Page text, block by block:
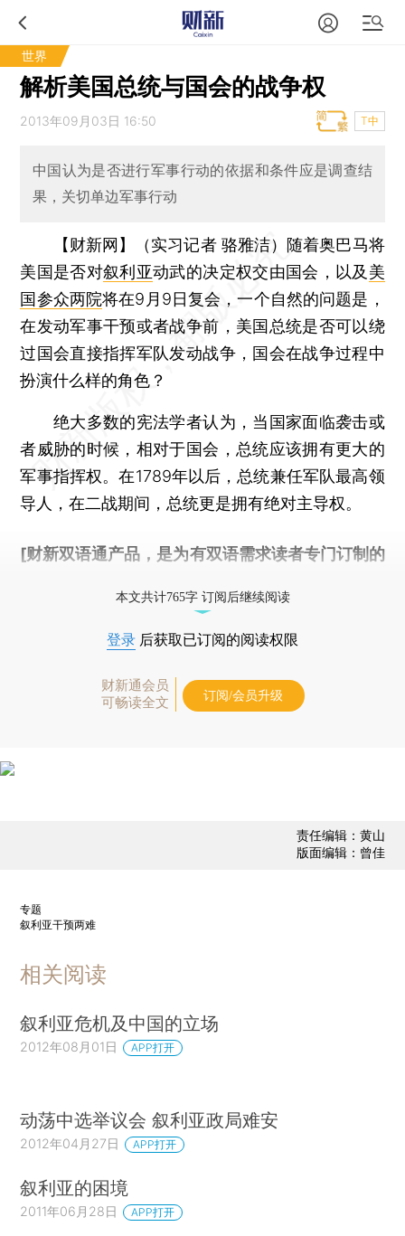
世界
解析美国总统与国会的战争权
2013年09月03日 16:50 T中
中国认为是否进行军事行动的依据和条件应是调查结
果，关切单边军事行动
【财新网】（实习记者 骆雅洁） 随着奥巴马将
美国是否对叙利亚动武的决定权交由国会，以及 美
国参众两院将在9月9日复会，一个自然的问题是，
在发动军事干预或者战争前，美国总统是否可以绕
过国会直接指挥军队发动战争，国会在战争过程中
扮演什么样的角色？
绝大多数的宪法学者认为，当国家面临袭击或
者威胁的时候，相对于国会，总统应该拥有更大的
军事指挥权。在1789年以后，总统兼任军队最高领
导人，在二战期间，总统更是拥有绝对主导权。
[财新双语通产品，是为有双语需求读者专门订制的
本文共计765字 订阅后继续阅读
登录 后获取已订阅的阅读权限
财新通会员
可畅读全文
订阅/会员升级
责任编辑：黄山
版面编辑：曾佳
专题
叙利亚干预两难
相关阅读
叙利亚危机及中国的立场
2012年08月01日 APP打开
动荡中选举议会 叙利亚政局难安
2012年04月27日 APP打开
叙利亚的困境
2011年06月28日 APP打开